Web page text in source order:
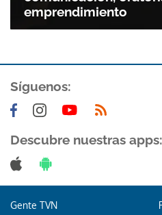
Gracias por
emprendimiento
Síguenos:
Descubre nuestras apps:
Gente TVN